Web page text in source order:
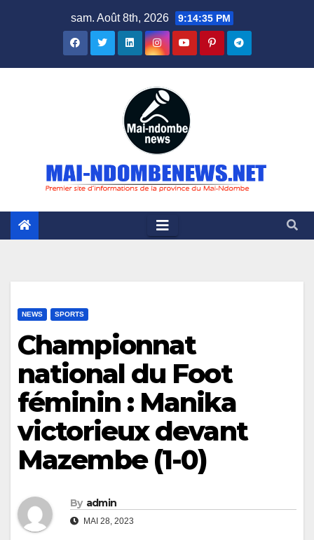
sam. Août 8th, 2026 9:14:36 PM
NEWS SPORTS
Championnat
national du Foot
féminin : Manika
victorieux devant
Mazembe (1-0)
By admin
MAI 28, 2023